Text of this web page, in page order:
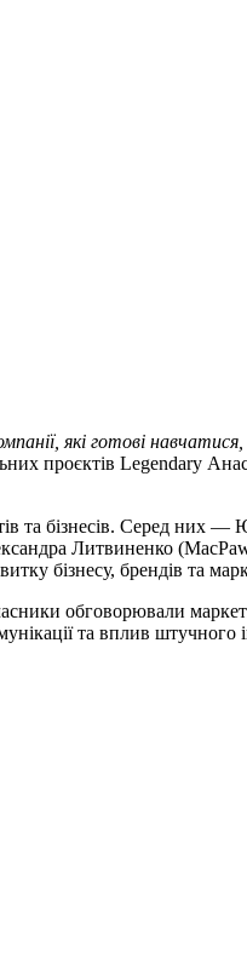
які готові
проєктів Legendary
та бізнесів. Серед них
Литвиненко
бізнесу, брендів та
обговорювали
та вплив штучного